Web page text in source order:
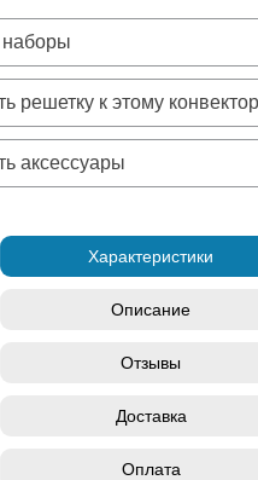
наборы
решетку к этому
аксессуары
Характеристики
Описание
Отзывы
Доставка
Оплата